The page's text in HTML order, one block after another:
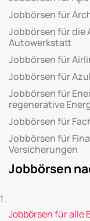
Jobbörsen für
Jobbörsen für die
Autowerkstatt
Jobbörsen für
Jobbörsen für
Jobbörsen für
regenerative
Jobbörsen für
Jobbörsen für
Versicherungen
Jobbörsen
Jobbörsen für alle